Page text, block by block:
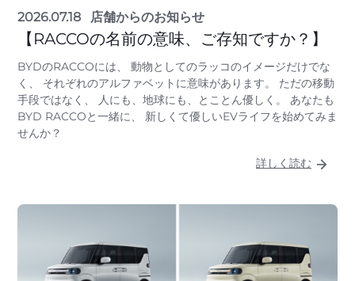
2026.07.18 店舗からのお知らせ
【RACCOの名前の意味、ご存知ですか？】
BYDのRACCOには、 動物としてのラッコのイメージだけでな
く、 それぞれのアルファベットに意味があります。 ただの移動
手段ではなく、 人にも、地球にも、とことん優しく。 あなたも
BYD RACCOと一緒に、 新しくて優しいEVライフを始めてみま
せんか？
詳しく読む